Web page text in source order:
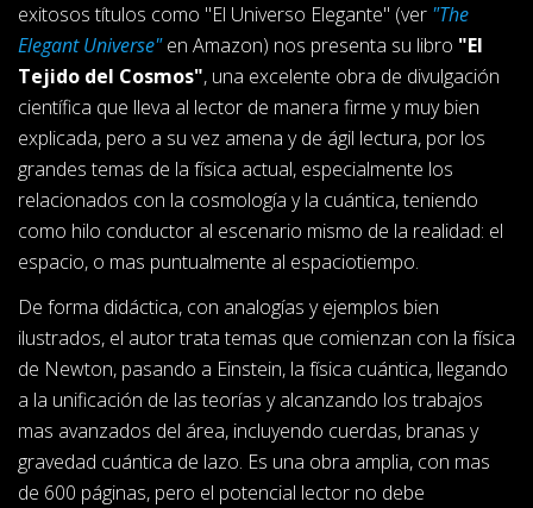
exitosos títulos como "El Universo Elegante" (ver "The
Elegant Universe"en Amazon) nos presenta su libro "El
Tejido del Cosmos", una excelente obra de divulgación
científica que lleva al lector de manera firme y muy bien
explicada, pero a su vez amena y de ágil lectura, por los
grandes temas de la física actual, especialmente los
relacionados con la cosmología y la cuántica, teniendo
como hilo conductor al escenario mismo de la realidad: el
espacio, o mas puntualmente al espaciotiempo.
De forma didáctica, con analogías y ejemplos bien
ilustrados, el autor trata temas que comienzan con la física
de Newton, pasando a Einstein, la física cuántica, llegando
a la unificación de las teorías y alcanzando los trabajos
mas avanzados del área, incluyendo cuerdas, branas y
gravedad cuántica de lazo. Es una obra amplia, con mas
de 600 páginas, pero el potencial lector no debe